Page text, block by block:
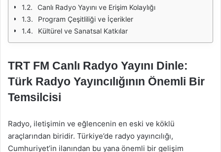
Canlı Radyo Yayını ve Erişim Kolaylığı
Program Çeşitliliği ve İçerikler
Kültürel ve Sanatsal Katkılar
TRT FM Canlı Radyo Yayını Dinle:
Türk Radyo Yayıncılığının Önemli Bir
Temsilcisi
Radyo, iletişimin ve eğlencenin en eski ve köklü
araçlarından biridir. Türkiye’de radyo yayıncılığı,
Cumhuriyet’in ilanından bu yana önemli bir gelişim